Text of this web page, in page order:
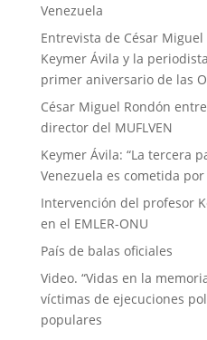
Venezuela
Entrevista de César
Keymer Ávila y la
primer aniversario de las
César Miguel Rondón
director del MUFLVEN
Keymer Ávila: “La tercera
Venezuela es cometida
Intervención del profesor
en el EMLER-ONU
País de balas oficiales
Video. “Vidas en la
víctimas de ejecuciones
populares